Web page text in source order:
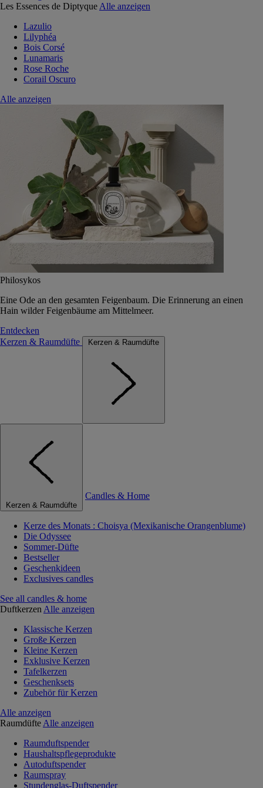
Les Essences de Diptyque Alle anzeigen
Lazulio
Lilyphéa
Bois Corsé
Lunamaris
Rose Roche
Corail Oscuro
Alle anzeigen
Philosykos
Eine Ode an den gesamten Feigenbaum. Die Erinnerung an einen
Hain wilder Feigenbäume am Mittelmeer.
Entdecken
Kerzen & Raumdüfte
Kerzen & Raumdüfte
Kerzen & Raumdüfte
Candles & Home
Kerze des Monats : Choisya (Mexikanische Orangenblume)
Die Odyssee
Sommer-Düfte
Bestseller
Geschenkideen
Exclusives candles
See all candles & home
Duftkerzen Alle anzeigen
Klassische Kerzen
Große Kerzen
Kleine Kerzen
Exklusive Kerzen
Tafelkerzen
Geschenksets
Zubehör für Kerzen
Alle anzeigen
Raumdüfte Alle anzeigen
Raumduftspender
Haushaltspflegeprodukte
Autoduftspender
Raumspray
Stundenglas-Duftspender